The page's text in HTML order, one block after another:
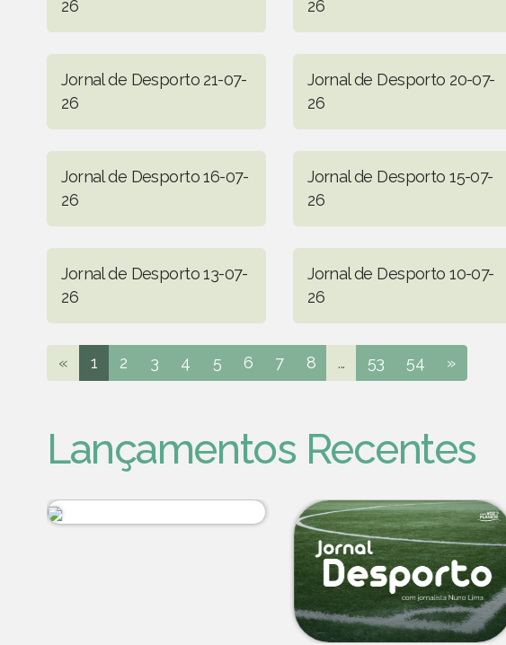
26
26
Jornal de Desporto 21-07-
26
Jornal de Desporto 20-07-
26
Jornal de Desporto 16-07-
26
Jornal de Desporto 15-07-
26
Jornal de Desporto 13-07-
26
Jornal de Desporto 10-07-
26
« 1 2 3 4 5 6 7 8 ... 53 54 »
Lançamentos Recentes